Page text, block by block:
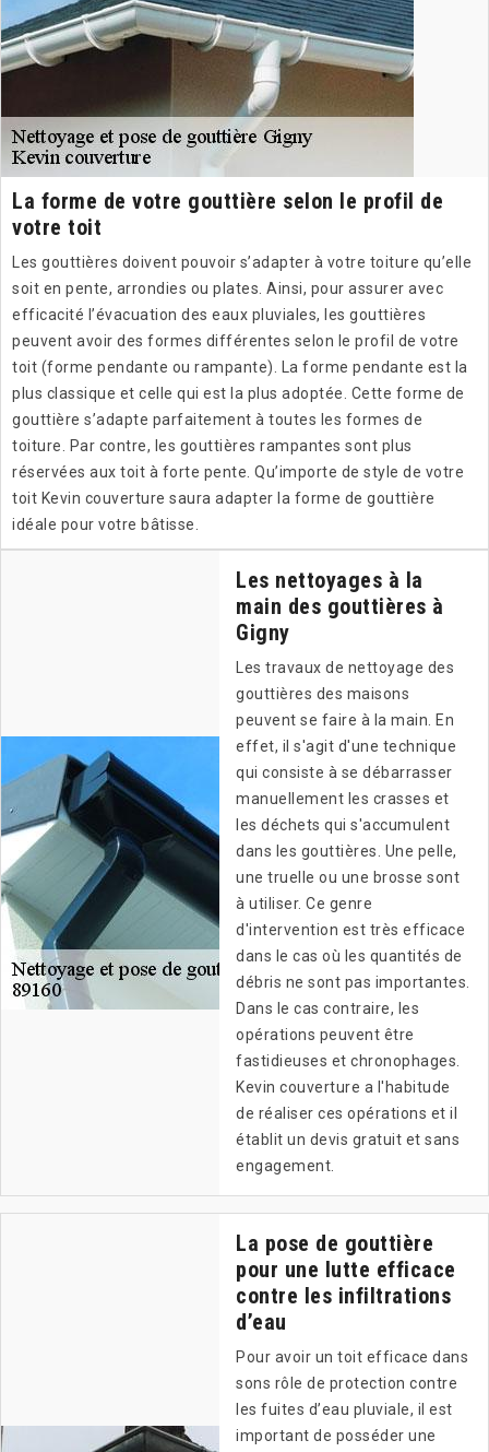
La forme de votre gouttière selon le profil de
votre toit
Les gouttières doivent pouvoir s’adapter à votre toiture qu’elle
soit en pente, arrondies ou plates. Ainsi, pour assurer avec
efficacité l’évacuation des eaux pluviales, les gouttières
peuvent avoir des formes différentes selon le profil de votre
toit (forme pendante ou rampante). La forme pendante est la
plus classique et celle qui est la plus adoptée. Cette forme de
gouttière s’adapte parfaitement à toutes les formes de
toiture. Par contre, les gouttières rampantes sont plus
réservées aux toit à forte pente. Qu’importe de style de votre
toit Kevin couverture saura adapter la forme de gouttière
idéale pour votre bâtisse.
Les nettoyages à la
main des gouttières à
Gigny
Les travaux de nettoyage des
gouttières des maisons
peuvent se faire à la main. En
effet, il s'agit d'une technique
qui consiste à se débarrasser
manuellement les crasses et
les déchets qui s'accumulent
dans les gouttières. Une pelle,
une truelle ou une brosse sont
à utiliser. Ce genre
d'intervention est très efficace
dans le cas où les quantités de
débris ne sont pas importantes.
Dans le cas contraire, les
opérations peuvent être
fastidieuses et chronophages.
Kevin couverture a l'habitude
de réaliser ces opérations et il
établit un devis gratuit et sans
engagement.
La pose de gouttière
pour une lutte efficace
contre les infiltrations
d’eau
Pour avoir un toit efficace dans
sons rôle de protection contre
les fuites d’eau pluviale, il est
important de posséder une